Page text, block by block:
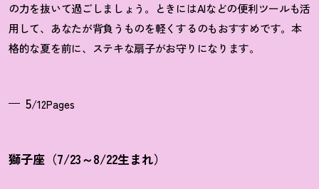
の力を抜いて過ごしましょう。ときにはAIなどの便利ツールも活
用して、あなたが背負うものを軽くするのもおすすめです。本
格的な夏を前に、ステキな扇子がお守りになります。
5/12Pages
獅子座（7/23～8/22生まれ）